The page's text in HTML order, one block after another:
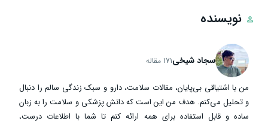
نویسنده
سجاد شیخی171 مقاله
من با اشتیاقی بی‌پایان، مقالات سلامت، دارو و سبک زندگی سالم را دنبال
و تحلیل می‌کنم. هدف من این است که دانش پزشکی و سلامت را به زبان
ساده و قابل استفاده برای همه ارائه کنم تا شما با اطلاعات درست،